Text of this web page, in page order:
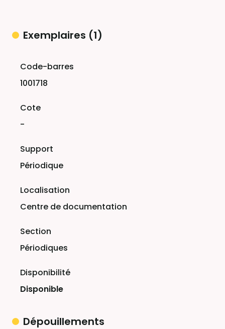
Exemplaires (1)
1001718
-
Périodique
Centre de documentation
Périodiques
Disponible
Dépouillements